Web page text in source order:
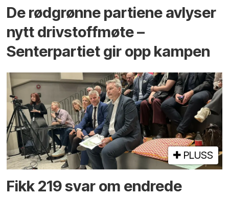
De rødgrønne partiene avlyser
nytt drivstoffmøte –
Senterpartiet gir opp kampen
PLUSS
Fikk 219 svar om endrede